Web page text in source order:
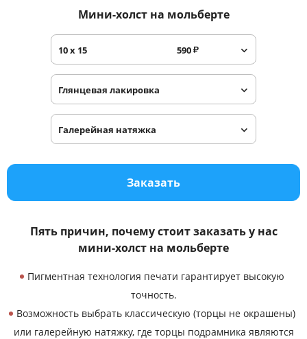
Услуги и сервис
Мини-холст на мольберте
10 x 15 590₽
Глянцевая лакировка
Галерейная натяжка
Заказать
Пять причин, почему стоит заказать у нас
мини-холст на мольберте
Пигментная технология печати гарантирует высокую
точность.
Возможность выбрать классическую (торцы не окрашены)
или галерейную натяжку, где торцы подрамника являются